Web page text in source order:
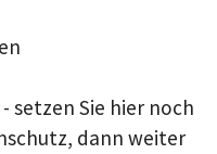
setzen Sie hier noch
dann weiter